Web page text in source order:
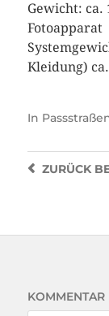
Gewicht: ca.
Fotoapparat
Kleidung)
In
ZURÜCK
KOMMENTAR